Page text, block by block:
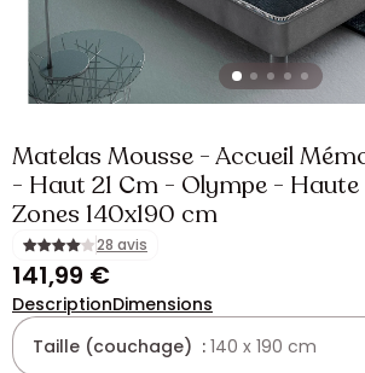
Matelas Mousse - Accueil
- Haut 21 Cm - Olympe -
Zones 140x190 cm
28 avis
141,99 €
DescriptionDimensions
Taille (couchage) : 140 x 190 cm